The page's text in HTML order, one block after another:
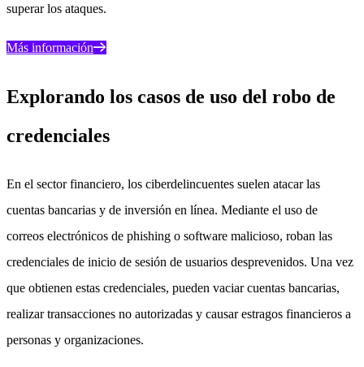
superar los ataques.
Más información
Explorando los casos de uso del robo de
credenciales
En el sector financiero, los ciberdelincuentes suelen atacar las
cuentas bancarias y de inversión en línea. Mediante el uso de
correos electrónicos de phishing o software malicioso, roban las
credenciales de inicio de sesión de usuarios desprevenidos. Una vez
que obtienen estas credenciales, pueden vaciar cuentas bancarias,
realizar transacciones no autorizadas y causar estragos financieros a
personas y organizaciones.